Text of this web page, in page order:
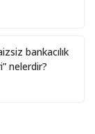
bankacılık
nelerdir?